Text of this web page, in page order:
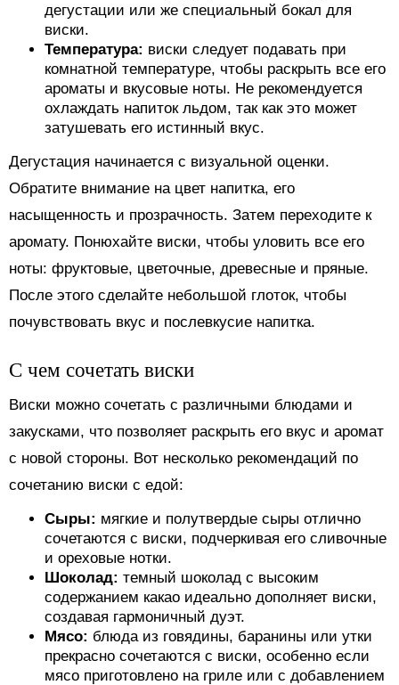
дегустации или же специальный бокал для
виски.
Температура: виски следует подавать при
комнатной температуре, чтобы раскрыть все его
ароматы и вкусовые ноты. Не рекомендуется
охлаждать напиток льдом, так как это может
затушевать его истинный вкус.
Дегустация начинается с визуальной оценки.
Обратите внимание на цвет напитка, его
насыщенность и прозрачность. Затем переходите к
аромату. Понюхайте виски, чтобы уловить все его
ноты: фруктовые, цветочные, древесные и пряные.
После этого сделайте небольшой глоток, чтобы
почувствовать вкус и послевкусие напитка.
С чем сочетать виски
Виски можно сочетать с различными блюдами и
закусками, что позволяет раскрыть его вкус и аромат
с новой стороны. Вот несколько рекомендаций по
сочетанию виски с едой:
Сыры: мягкие и полутвердые сыры отлично
сочетаются с виски, подчеркивая его сливочные
и ореховые нотки.
Шоколад: темный шоколад с высоким
содержанием какао идеально дополняет виски,
создавая гармоничный дуэт.
Мясо: блюда из говядины, баранины или утки
прекрасно сочетаются с виски, особенно если
мясо приготовлено на гриле или с добавлением